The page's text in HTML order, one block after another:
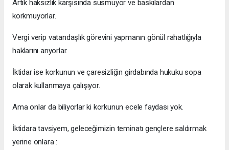
Artık haksızlık karşısında susmuyor ve baskılardan
korkmuyorlar.
Vergi verip vatandaşlık görevini yapmanın gönül rahatlığıyla
haklarını arıyorlar.
İktidar ise korkunun ve çaresizliğin girdabında hukuku sopa
olarak kullanmaya çalışıyor.
Ama onlar da biliyorlar ki korkunun ecele faydası yok.
İktidara tavsiyem, geleceğimizin teminatı gençlere saldırmak
yerine onlara :